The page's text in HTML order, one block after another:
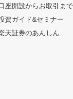
座開設からお取引ま
資ガイド&セミナー
天証券のあんしん